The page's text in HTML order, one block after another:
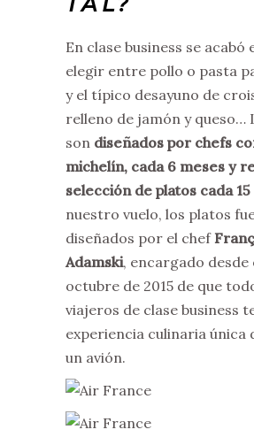
En clase business se acabó
elegir entre pollo o pasta
y el típico desayuno de
relleno de jamón y queso…
son diseñados por chefs
michelín, cada 6 meses y
selección de platos cada
nuestro vuelo, los platos
diseñados por el chef
Adamski, encargado desde
octubre de 2015 de que
viajeros de clase business
experiencia culinaria única
un avión.